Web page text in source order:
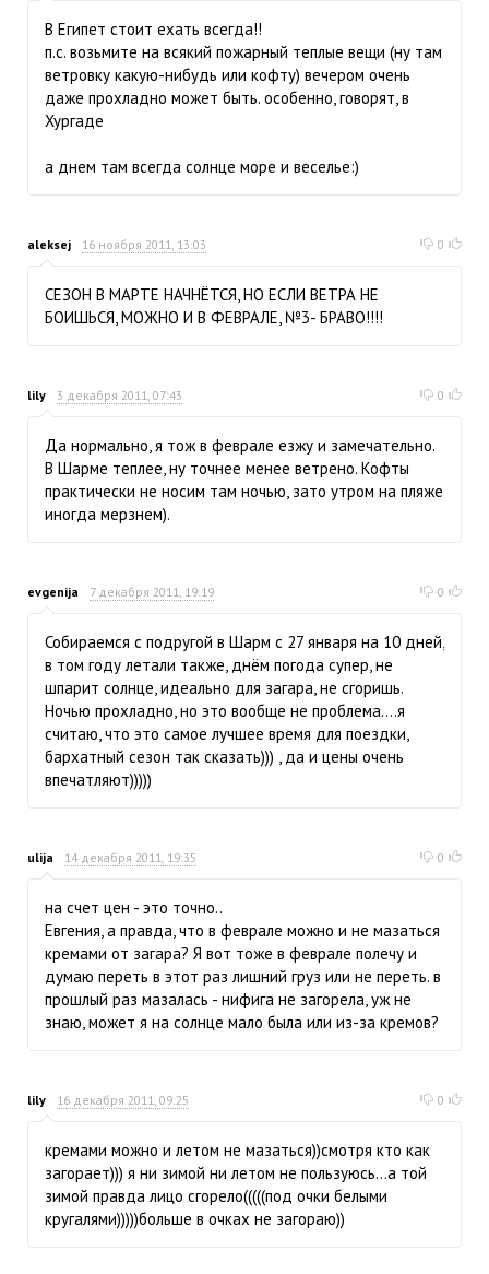
В Египет стоит ехать всегда!!
п.с. возьмите на всякий пожарный теплые вещи (ну там
ветровку какую-нибудь или кофту) вечером очень
даже прохладно может быть. особенно, говорят, в
Хургаде
а днем там всегда солнце море и веселье:)
aleksej 16 ноября 2011, 13:03 0
СЕЗОН В МАРТЕ НАЧНЁТСЯ, НО ЕСЛИ ВЕТРА НЕ
БОИШЬСЯ, МОЖНО И В ФЕВРАЛЕ, №3- БРАВО!!!!
lily 3 декабря 2011, 07:43 0
Да нормально, я тож в феврале езжу и замечательно.
В Шарме теплее, ну точнее менее ветрено. Кофты
практически не носим там ночью, зато утром на пляже
иногда мерзнем).
evgenija 7 декабря 2011, 19:19 0
Собираемся с подругой в Шарм с 27 января на 10 дней,
в том году летали также, днём погода супер, не
шпарит солнце, идеально для загара, не сгоришь.
Ночью прохладно, но это вообще не проблема....я
считаю, что это самое лучшее время для поездки,
бархатный сезон так сказать))) , да и цены очень
впечатляют)))))
ulija 14 декабря 2011, 19:35 0
на счет цен - это точно..
Евгения, а правда, что в феврале можно и не мазаться
кремами от загара? Я вот тоже в феврале полечу и
думаю переть в этот раз лишний груз или не переть. в
прошлый раз мазалась - нифига не загорела, уж не
знаю, может я на солнце мало была или из-за кремов?
lily 16 декабря 2011, 09:25 0
кремами можно и летом не мазаться))смотря кто как
загорает))) я ни зимой ни летом не пользуюсь...а той
зимой правда лицо сгорело(((((под очки белыми
кругалями)))))больше в очках не загораю))